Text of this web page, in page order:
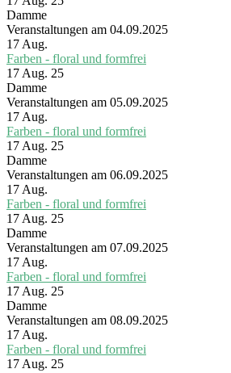
Damme
Veranstaltungen am 04.09.2025
17 Aug.
Farben - floral und formfrei
17 Aug. 25
Damme
Veranstaltungen am 05.09.2025
17 Aug.
Farben - floral und formfrei
17 Aug. 25
Damme
Veranstaltungen am 06.09.2025
17 Aug.
Farben - floral und formfrei
17 Aug. 25
Damme
Veranstaltungen am 07.09.2025
17 Aug.
Farben - floral und formfrei
17 Aug. 25
Damme
Veranstaltungen am 08.09.2025
17 Aug.
Farben - floral und formfrei
17 Aug. 25